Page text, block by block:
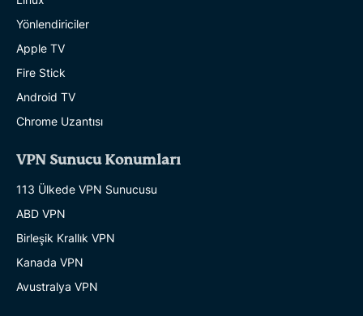
Yönlendiriciler
Apple TV
Fire Stick
Android TV
Chrome Uzantısı
VPN Sunucu Konumları
113 Ülkede VPN Sunucusu
ABD VPN
Birleşik Krallık VPN
Kanada VPN
Avustralya VPN